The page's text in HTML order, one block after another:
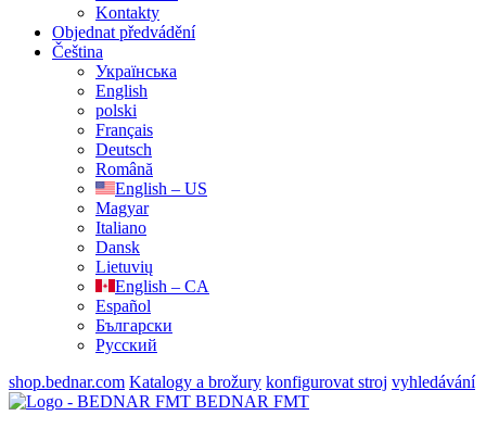
Kontakty
Objednat předvádění
Čeština
Українська
English
polski
Français
Deutsch
Română
English – US
Magyar
Italiano
Dansk
Lietuvių
English – CA
Español
Български
Русский
shop.bednar.com Katalogy a brožury konfigurovat stroj vyhledávání
BEDNAR FMT